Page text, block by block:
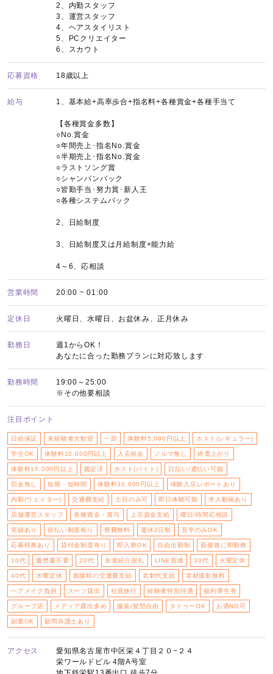
2、内勤スタッフ
3、運営スタッフ
4、ヘアスタイリスト
5、PCクリエイター
6、スカウト
応募資格 18歳以上
給与 1、基本給+高率歩合+指名料+各種賞金+各種手当て
【各種賞金多数】
○No.賞金
○年間売上･指名No.賞金
○半期売上･指名No.賞金
○ラストソング賞
○シャンパンバック
○皆勤手当･努力賞･新人王
○各種システムバック
2、日給制度
3、日給制度又は月給制度+能力給
4～6、応相談
営業時間 20:00 ~ 01:00
定休日 火曜日、水曜日、お盆休み、正月休み
勤務日
週1からOK！
あなたに合った勤務プランに対応致します
勤務時間
19:00～25:00
※その他要相談
注目ポイント
日給保証 未経験者大歓迎 一部 体験料5,000円以上 ホスト(レギュラー)
学生OK 体験料10,000円以上 入店祝金 ノルマ無し 終電上がり
体験料15,000円以上 鑑定済 ホスト(バイト) 日払い/週払い可能
罰金無し 短期・短時間 体験料30,000円以上 体験入店レポートあり
内勤(ウェイター) 交通費支給 土日のみ可 即日体験可能 求人動画あり
店舗運営スタッフ 各種賞金・賞与 上京資金支給 曜日/時間応相談
実績あり 前払い制度有り 寮費無料 週休2日制 見学のみOK
応募特典あり 貸付金制度有り 即入寮OK 自由出勤制 面接後に即勤務
10代 履歴書不要 20代 友達紹介謝礼 LINE面接 30代 火曜定休
40代 水曜定休 面接時の交通費支給 名刺代支給 宣材撮影無料
ヘアメイク負担 スーツ貸出 社員旅行 経験者特別待遇 福利厚生有
グループ店 メディア露出多め 服装/髪型自由 タトゥーOK お酒NG可
副業OK 顧問弁護士あり
アクセス
愛知県名古屋市中区栄４丁目２０−２４
栄ワールドビル 4階A号室